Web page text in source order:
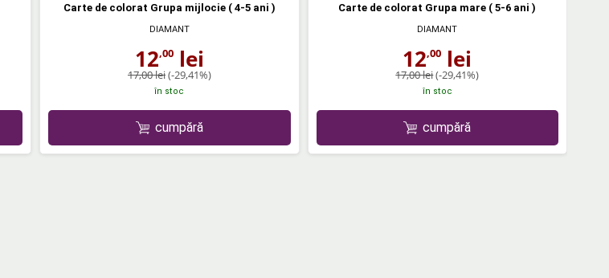
Carte de colorat Grupa mijlocie ( 4-5 ani )
DIAMANT
12,00lei
17,00 lei(-29,41%)
în stoc
cumpără
Carte de colorat Grupa mare ( 5-6 ani )
DIAMANT
12,00 lei
17,00 lei(-29,41%)
în stoc
cumpără